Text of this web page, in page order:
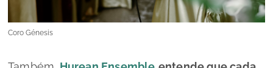
Coro Génesis